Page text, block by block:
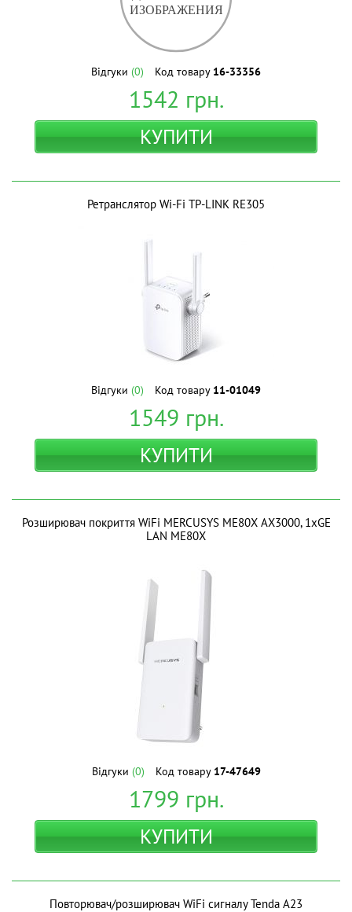
Відгуки (0) Код товару 16-33356
1542 грн.
КУПИТИ
Ретранслятор Wi-Fi TP-LINK RE305
Відгуки (0) Код товару 11-01049
1549 грн.
КУПИТИ
Розширювач покриття WiFi MERCUSYS ME80X AX3000, 1хGE
LAN ME80X
Відгуки (0) Код товару 17-47649
1799 грн.
КУПИТИ
Повторювач/розширювач WiFi сигналу Tenda A23